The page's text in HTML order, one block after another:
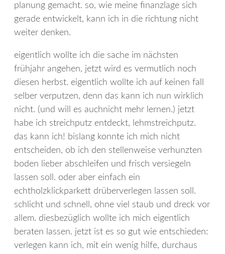
planung gemacht. so, wie meine finanzlage sich
gerade entwickelt, kann ich in die richtung nicht
weiter denken.
eigentlich wollte ich die sache im nächsten
frühjahr angehen, jetzt wird es vermutlich noch
diesen herbst. eigentlich wollte ich auf keinen fall
selber verputzen, denn das kann ich nun wirklich
nicht. (und will es auchnicht mehr lernen.) jetzt
habe ich streichputz entdeckt, lehmstreichputz.
das kann ich! bislang konnte ich mich nicht
entscheiden, ob ich den stellenweise verhunzten
boden lieber abschleifen und frisch versiegeln
lassen soll. oder aber einfach ein
echtholzklickparkett drüberverlegen lassen soll.
schlicht und schnell, ohne viel staub und dreck vor
allem. diesbezüglich wollte ich mich eigentlich
beraten lassen. jetzt ist es so gut wie entschieden:
verlegen kann ich, mit ein wenig hilfe, durchaus